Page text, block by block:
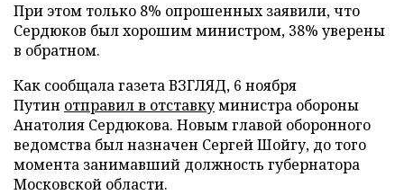
При этом только 8% опрошенных заявили, что
Сердюков был хорошим министром, 38% уверены
в обратном.
Как сообщала газета ВЗГЛЯД, 6 ноября
Путин отправил в отставкуминистра обороны
Анатолия Сердюкова. Новым главой оборонного
ведомства был назначен Сергей Шойгу, до того
момента занимавший должность губернатора
Московской области.